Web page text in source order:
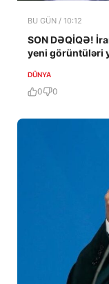
BU GÜN / 10:12
SON DƏQİQƏ!
yeni görüntüləri
DÜNYA
0 0